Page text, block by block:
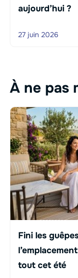
aujourd’hui ?
27 juin 2026
À ne pas
Fini les
tout cet été